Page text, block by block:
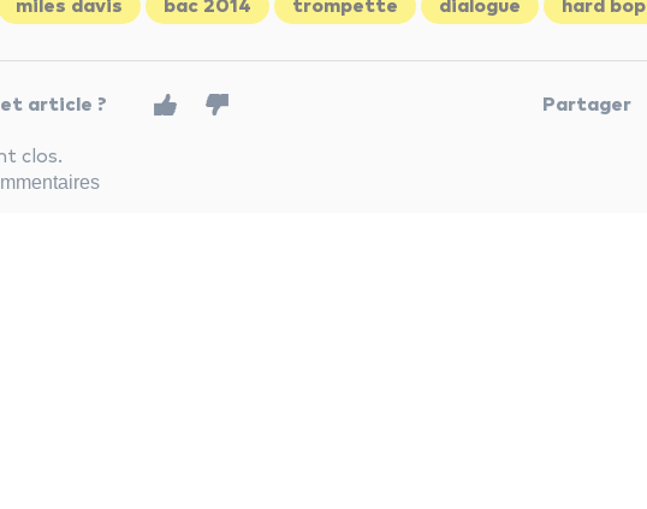
miles davis bac 2014 trompette dialogue hard bop
article ? Partager
clos.